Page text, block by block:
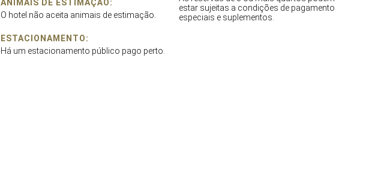
ANIMAIS DE ESTIMAÇÃO:
O hotel não aceita animais de estimação.
ESTACIONAMENTO:
Há um estacionamento público pago perto.
estar sujeitas a condições de pagamento
especiais e suplementos.